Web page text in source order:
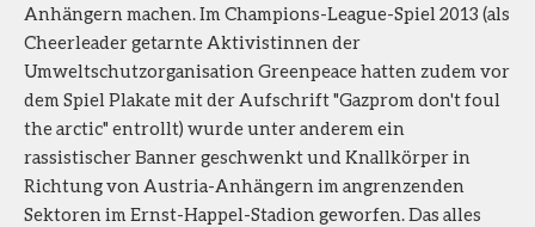
Anhängern machen. Im Champions-League-Spiel 2013 (als
Cheerleader getarnte Aktivistinnen der
Umweltschutzorganisation Greenpeace hatten zudem vor
dem Spiel Plakate mit der Aufschrift "Gazprom don't foul
the arctic" entrollt) wurde unter anderem ein
rassistischer Banner geschwenkt und Knallkörper in
Richtung von Austria-Anhängern im angrenzenden
Sektoren im Ernst-Happel-Stadion geworfen. Das alles